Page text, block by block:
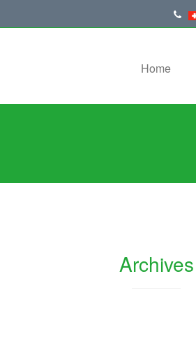
Home
Archives